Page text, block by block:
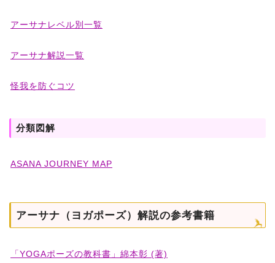
アーサナレベル別一覧
アーサナ解説一覧
怪我を防ぐコツ
分類図解
ASANA JOURNEY MAP
アーサナ（ヨガポーズ）解説の参考書籍
「YOGAポーズの教科書」綿本彰 (著)